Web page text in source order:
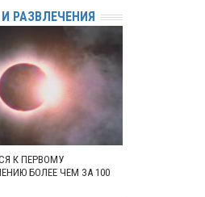
РАЗВЛЕЧЕНИЯ
К ПЕРВОМУ
БОЛЕЕ ЧЕМ ЗА 100